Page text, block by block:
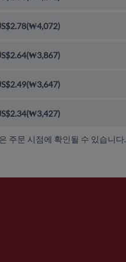
(₩4,072)
(₩3,867)
(₩3,647)
(₩3,427)
주문 시점에 확인될 수 있습니다.